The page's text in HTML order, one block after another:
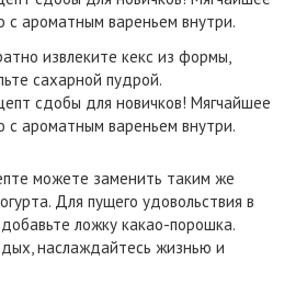
извлеките кекс из формы,
сахарной пудрой.
можете заменить таким же
Для пущего удовольствия в
ложку какао-порошка.
наслаждайтесь жизнью и